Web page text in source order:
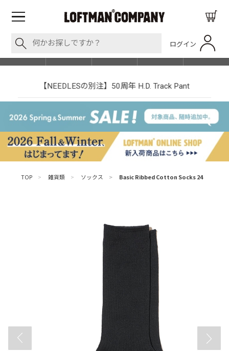
ログイン
SHOP LIST
【NEEDLESの別注】50周年 H.D. Track Pant
TOP > 雑貨類 > ソックス > Basic Ribbed Cotton Socks 24